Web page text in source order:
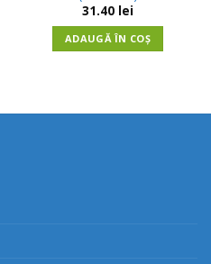
31.40 lei
ADAUGĂ ÎN COȘ